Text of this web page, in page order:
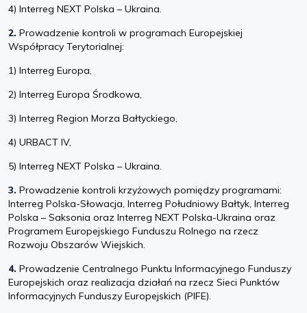
4) Interreg NEXT Polska – Ukraina.
2. Prowadzenie kontroli w programach Europejskiej
Współpracy Terytorialnej:
1) Interreg Europa,
2) Interreg Europa Środkowa,
3) Interreg Region Morza Bałtyckiego,
4) URBACT IV,
5) Interreg NEXT Polska – Ukraina.
3. Prowadzenie kontroli krzyżowych pomiędzy programami:
Interreg Polska-Słowacja, Interreg Południowy Bałtyk, Interreg
Polska – Saksonia oraz Interreg NEXT Polska-Ukraina oraz
Programem Europejskiego Funduszu Rolnego na rzecz
Rozwoju Obszarów Wiejskich.
4. Prowadzenie Centralnego Punktu Informacyjnego Funduszy
Europejskich oraz realizacja działań na rzecz Sieci Punktów
Informacyjnych Funduszy Europejskich (PIFE).